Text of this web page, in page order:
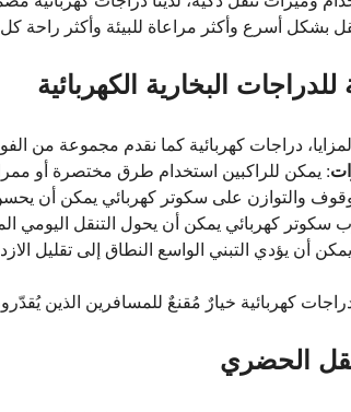
بشكل أسرع وأكثر مراعاة للبيئة وأكثر راحة
للدراجات البخارية الكهربائية
دراجات كهربائية كما نقدم مجموعة من
: يمكن للراكبين استخدام طرق مختصرة أو
والتوازن على سكوتر كهربائي يمكن أن
سكوتر كهربائي يمكن أن يحول التنقل اليومي
أن يؤدي التبني الواسع النطاق إلى تقليل
كهربائية خيارٌ مُقنعٌ للمسافرين الذين
الحضري